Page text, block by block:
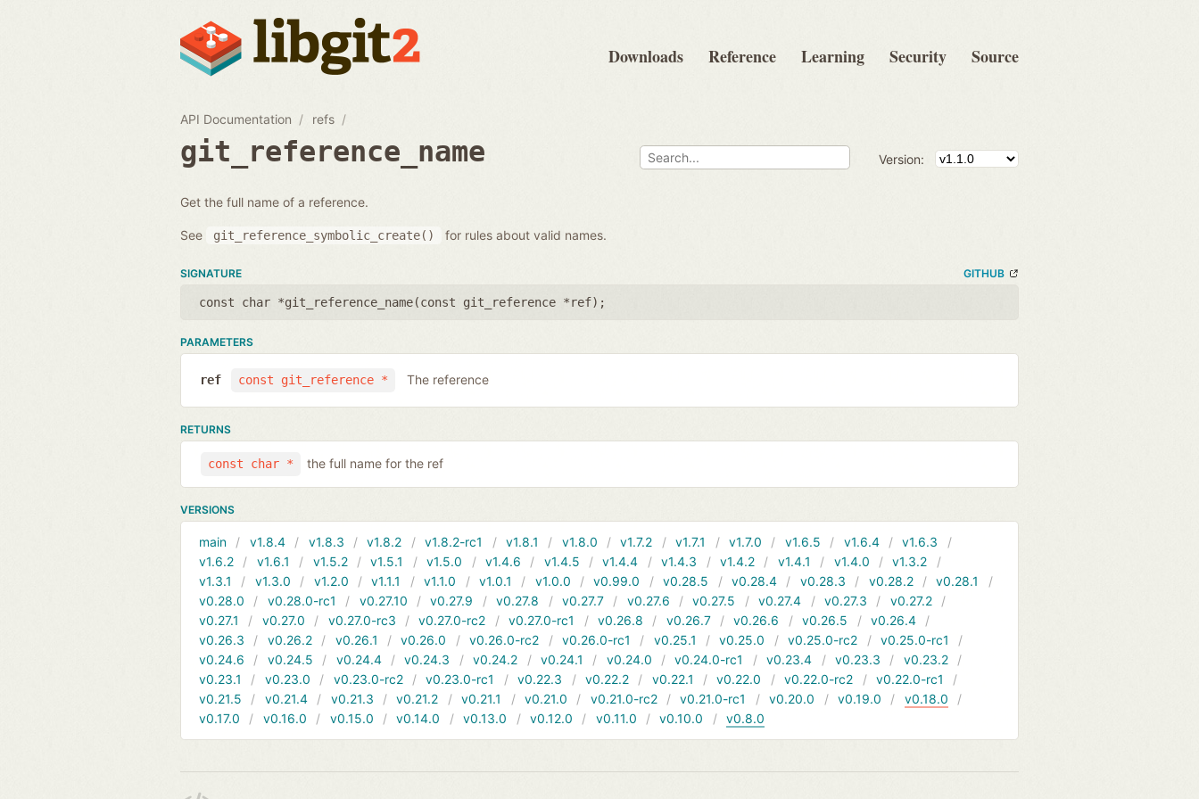
Downloads Reference Learning Security Source
API Documentation refs
git_reference_name Version:
Get the full name of a reference.
See git_reference_symbolic_create() for rules about valid names.
SIGNATURE GITHUB
const char *git_reference_name(const git_reference *ref);
PARAMETERS
const git_reference *
ref The reference
RETURNS
const char * the full name for the ref
VERSIONS
main v1.8.4 v1.8.3 v1.8.2 v1.8.2-rc1 v1.8.1 v1.8.0 v1.7.2 v1.7.1 v1.7.0 v1.6.5 v1.6.4
v1.6.3
v1.6.2
v1.6.1 v1.5.2 v1.5.1 v1.5.0 v1.4.6 v1.4.5 v1.4.4 v1.4.3 v1.4.2 v1.4.1 v1.4.0
v1.3.2
v1.3.1
v1.3.0 v1.2.0 v1.1.1 v1.1.0 v1.0.1 v1.0.0 v0.99.0 v0.28.5 v0.28.4 v0.28.3 v0.28.2
v0.28.1
v0.28.0
v0.28.0-rc1 v0.27.10 v0.27.9 v0.27.8 v0.27.7 v0.27.6 v0.27.5 v0.27.4 v0.27.3
v0.27.2
v0.27.1
v0.27.0 v0.27.0-rc3 v0.27.0-rc2 v0.27.0-rc1 v0.26.8 v0.26.7 v0.26.6 v0.26.5
v0.26.4
v0.26.3
v0.26.2 v0.26.1 v0.26.0 v0.26.0-rc2 v0.26.0-rc1 v0.25.1 v0.25.0 v0.25.0-rc2
v0.25.0-rc1
v0.24.6
v0.24.5 v0.24.4 v0.24.3 v0.24.2 v0.24.1 v0.24.0 v0.24.0-rc1 v0.23.4 v0.23.3
v0.23.2
v0.23.1
v0.23.0 v0.23.0-rc2 v0.23.0-rc1 v0.22.3 v0.22.2 v0.22.1 v0.22.0 v0.22.0-rc2
v0.22.0-rc1
v0.21.5
v0.21.4 v0.21.3 v0.21.2 v0.21.1 v0.21.0 v0.21.0-rc2 v0.21.0-rc1 v0.20.0 v0.19.0
v0.18.0
v0.17.0
v0.16.0 v0.15.0 v0.14.0 v0.13.0 v0.12.0 v0.11.0 v0.10.0 v0.8.0